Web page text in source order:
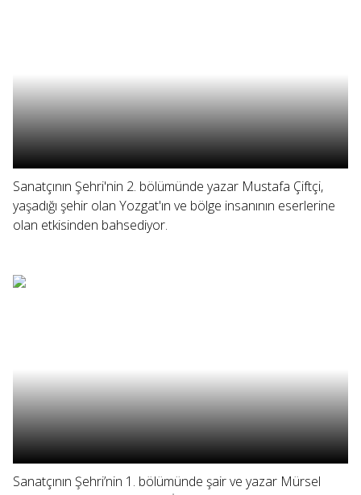
Sanatçının Şehri'nin 2. bölümünde yazar Mustafa Çiftçi,
yaşadığı şehir olan Yozgat'ın ve bölge insanının eserlerine
olan etkisinden bahsediyor.
Sanatçının Şehri’nin 1. bölümünde şair ve yazar Mürsel